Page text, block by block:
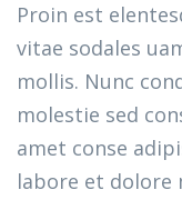
Proin est
vitae sodales
mollis. Nunc
molestie sed
amet conse
labore et dolore